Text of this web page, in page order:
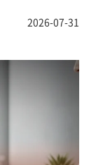
タイトル・商品
す。
2026-07-31